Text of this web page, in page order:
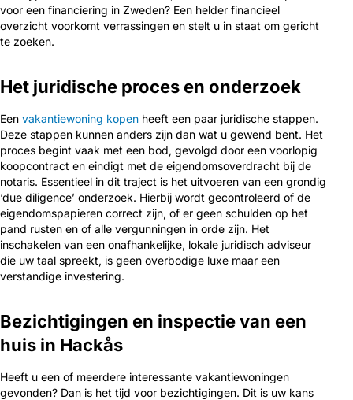
voor een financiering in Zweden? Een helder financieel
overzicht voorkomt verrassingen en stelt u in staat om gericht
te zoeken.
Het juridische proces en onderzoek
Een vakantiewoning kopen heeft een paar juridische stappen.
Deze stappen kunnen anders zijn dan wat u gewend bent. Het
proces begint vaak met een bod, gevolgd door een voorlopig
koopcontract en eindigt met de eigendomsoverdracht bij de
notaris. Essentieel in dit traject is het uitvoeren van een grondig
‘due diligence’ onderzoek. Hierbij wordt gecontroleerd of de
eigendomspapieren correct zijn, of er geen schulden op het
pand rusten en of alle vergunningen in orde zijn. Het
inschakelen van een onafhankelijke, lokale juridisch adviseur
die uw taal spreekt, is geen overbodige luxe maar een
verstandige investering.
Bezichtigingen en inspectie van een
huis in Hackås
Heeft u een of meerdere interessante vakantiewoningen
gevonden? Dan is het tijd voor bezichtigingen. Dit is uw kans